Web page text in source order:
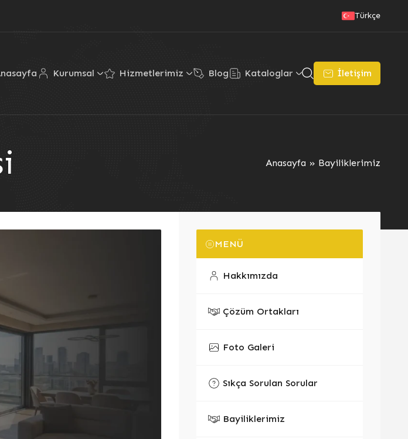
Türkçe
Kurumsal Hizmetlerimiz Blog Kataloglar İletişim
Anasayfa » Bayiliklerimiz
MENÜ
Hakkımızda
Çözüm Ortakları
Foto Galeri
Sıkça Sorulan Sorular
Bayiliklerimiz